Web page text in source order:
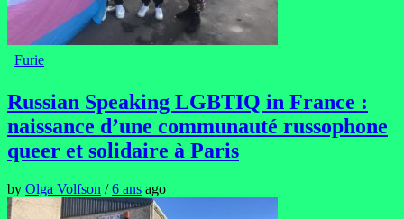
Furie
Russian Speaking LGBTIQ in France :
naissance d’une communauté russophone
queer et solidaire à Paris
by Olga Volfson /6 ans ago